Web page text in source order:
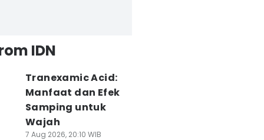
IDN
Tranexamic Acid:
Manfaat dan Efek
Samping untuk
Wajah
7 Aug 2026, 20:10 WIB